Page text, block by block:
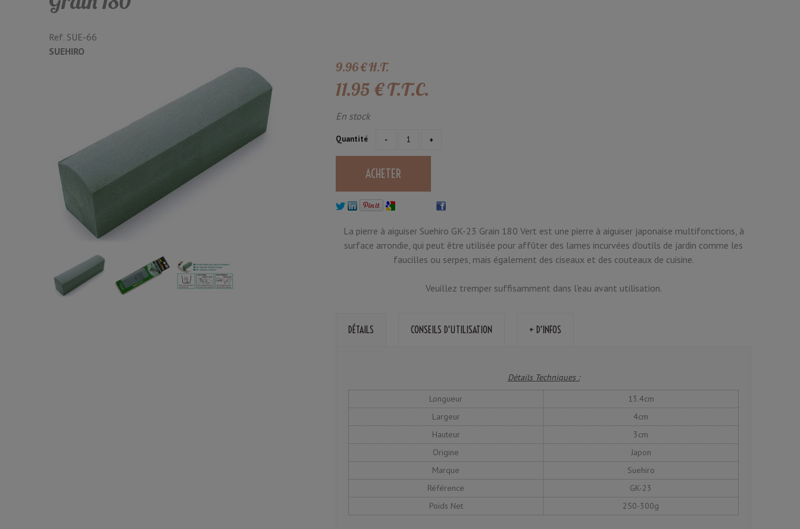
Ref. SUE-66
SUEHIRO
9.96€H.T.
11.95 €T.T.C.
En stock
Quantité
La pierre à aiguiser Suehiro GK-23 Grain 180 Vert est une pierre à aiguiser japonaise multifonctions, à
surface arrondie, qui peut être utilisée pour affûter des lames incurvées d'outils de jardin comme les
faucilles ou serpes, mais également des ciseaux et des couteaux de cuisine.
Veuillez tremper suffisamment dans l'eau avant utilisation.
DÉTAILS CONSEILS D'UTILISATION + D'INFOS
Détails Techniques :
Longueur
13.4cm
Largeur
4cm
Hauteur
3cm
Origine
Japon
Marque
Suehiro
Référence
GK-23
Poids Net
250-300g